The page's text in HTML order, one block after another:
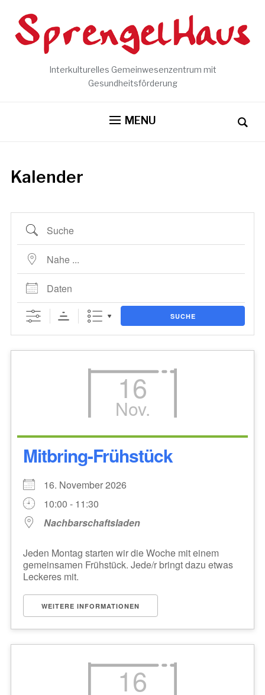
Interkulturelles Gemeinwesenzentrum mit
Gesundheitsförderung
MENU
Kalender
Suche
Nahe ...
Daten
SUCHE
16
Nov.
Mitbring-Frühstück
16. November 2026
10:00 - 11:30
Nachbarschaftsladen
Jeden Montag starten wir die Woche mit einem
gemeinsamen Frühstück. Jede/r bringt dazu etwas
Leckeres mit.
WEITERE INFORMATIONEN
16